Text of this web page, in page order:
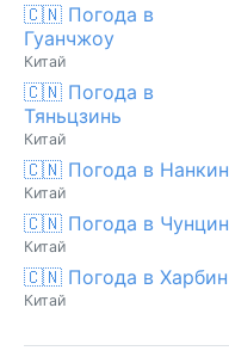
🇨🇳 Погода в
Гуанчжоу
Китай
🇨🇳 Погода в
Тяньцзинь
Китай
🇨🇳 Погода в Нанкин
Китай
🇨🇳 Погода в Чунцин
Китай
🇨🇳 Погода в Харбин
Китай